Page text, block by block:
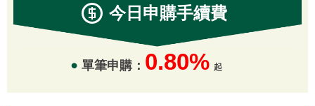
今日申購手續費
單筆申購： 0.80% 起